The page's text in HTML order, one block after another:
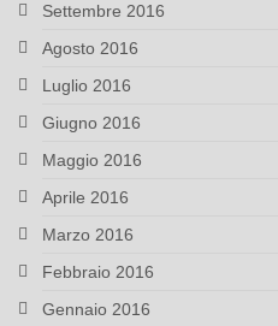
Settembre 2016
Agosto 2016
Luglio 2016
Giugno 2016
Maggio 2016
Aprile 2016
Marzo 2016
Febbraio 2016
Gennaio 2016